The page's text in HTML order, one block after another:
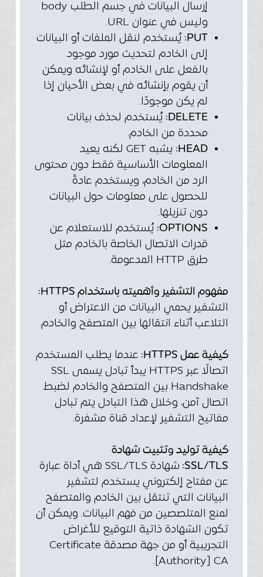
إرسال البيانات في جسم الطلب body
وليس في عنوان URL.
PUT: يُستخدم لنقل الملفات أو البيانات
إلى الخادم لتحديث مورد موجود
بالفعل على الخادم أو لإنشائه ويمكن
أن يقوم بإنشائه في بعض الأحيان إذا
لم يكن موجودًا.
DELETE: يُستخدم لحذف بيانات
محددة من الخادم.
HEAD:
يشبه GET لكنه يعيد
المعلومات الأساسية فقط دون محتوى
الرد من الخادم، ويستخدم عادةً
للحصول على معلومات حول البيانات
دون تنزيلها.
OPTIONS: يُستخدم للاستعلام عن
قدرات الاتصال الخاصة بالخادم مثل
طرق HTTP المدعومة.
مفهوم التشفير وأهميته باستخدام HTTPS:
التشفير يحمي البيانات من الاعتراض أو
التلاعب أثناء انتقالها بين المتصفح والخادم.
كيفية عمل HTTPS:
عندما يطلب المستخدم
اتصالًا عبر HTTPS يبدأ تبادل يسمى SSL
Handshake بين المتصفح والخادم لضبط
اتصال آمن، وخلال هذا التبادل يتم تبادل
مفاتيح التشفير لإعداد قناة مشفرة.
كيفية توليد وتثبيت شهادة
SSL/TLS:
شهادة SSL/TLS هي أداة عبارة
عن مفتاح إلكتروني يستخدم لتشفير
البيانات التي تنتقل بين الخادم والمتصفح
لمنع المتلصصين من فهم البيانات. ويمكن أن
تكون الشهادة ذاتية التوقيع للأغراض
التجريبية أو من جهة مصدقة Certificate
Authority] CA].